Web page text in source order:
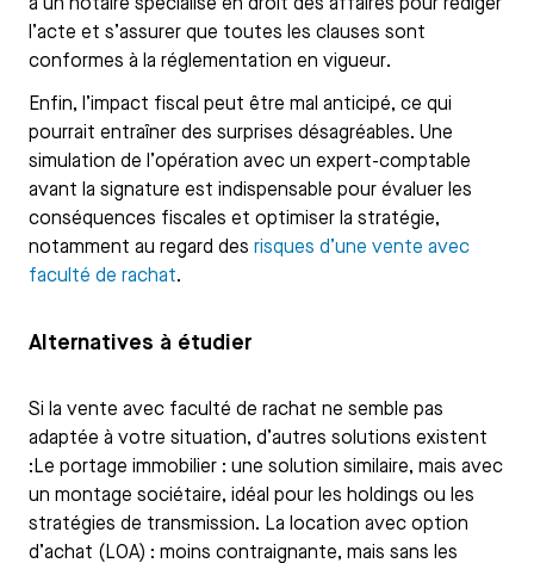
à un notaire spécialisé en droit des affaires pour rédiger
l’acte et s’assurer que toutes les clauses sont
conformes à la réglementation en vigueur.
Enfin, l’impact fiscal peut être mal anticipé, ce qui
pourrait entraîner des surprises désagréables. Une
simulation de l’opération avec un expert-comptable
avant la signature est indispensable pour évaluer les
conséquences fiscales et optimiser la stratégie,
notamment au regard des risques d’une vente avec
faculté de rachat.
Alternatives à étudier
Si la vente avec faculté de rachat ne semble pas
adaptée à votre situation, d’autres solutions existent
:Le portage immobilier : une solution similaire, mais avec
un montage sociétaire, idéal pour les holdings ou les
stratégies de transmission. La location avec option
d’achat (LOA) : moins contraignante, mais sans les